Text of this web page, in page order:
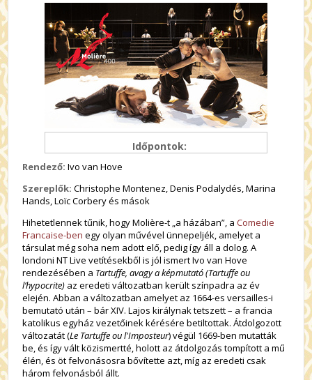
Időpontok:
Rendező: Ivo van Hove
Szereplők: Christophe Montenez, Denis Podalydés, Marina
Hands, Loïc Corbery és mások
Hihetetlennek tűnik, hogy Molière-t „a házában”, aComedie
Francaise-ben egy olyan művével ünnepeljék, amelyet a
társulat még soha nem adott elő, pedig így áll a dolog. A
londoni NT Live vetítésekből is jól ismert Ivo van Hove
rendezésében a Tartuffe, avagy a képmutató (Tartuffe ou
l’hypocrite) az eredeti változatban került színpadra az év
elején. Abban a változatban amelyet az 1664-es versailles-i
bemutató után – bár XIV. Lajos királynak tetszett – a francia
katolikus egyház vezetőinek kérésére betiltottak. Átdolgozott
változatát (Le Tartuffe ou l'Imposteur) végül 1669-ben mutatták
be, és így vált közismertté, holott az átdolgozás tompított a mű
élén, és öt felvonásosra bővítette azt, míg az eredeti csak
három felvonásból állt.